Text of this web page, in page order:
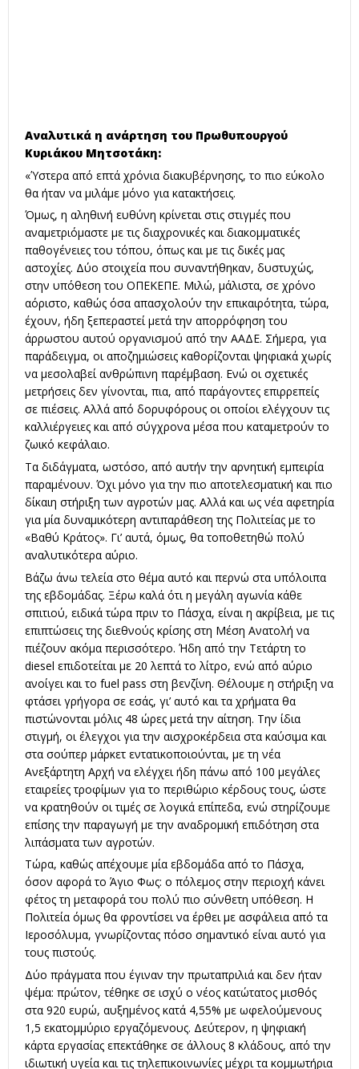
Αναλυτικά η ανάρτηση του Πρωθυπουργού
Κυριάκου Μητσοτάκη:
«Ύστερα από επτά χρόνια διακυβέρνησης, το πιο εύκολο
θα ήταν να μιλάμε μόνο για κατακτήσεις.
Όμως, η αληθινή ευθύνη κρίνεται στις στιγμές που
αναμετριόμαστε με τις διαχρονικές και διακομματικές
παθογένειες του τόπου, όπως και με τις δικές μας
αστοχίες. Δύο στοιχεία που συναντήθηκαν, δυστυχώς,
στην υπόθεση του ΟΠΕΚΕΠΕ. Μιλώ, μάλιστα, σε χρόνο
αόριστο, καθώς όσα απασχολούν την επικαιρότητα, τώρα,
έχουν, ήδη ξεπεραστεί μετά την απορρόφηση του
άρρωστου αυτού οργανισμού από την ΑΑΔΕ. Σήμερα, για
παράδειγμα, οι αποζημιώσεις καθορίζονται ψηφιακά χωρίς
να μεσολαβεί ανθρώπινη παρέμβαση. Ενώ οι σχετικές
μετρήσεις δεν γίνονται, πια, από παράγοντες επιρρεπείς
σε πιέσεις. Αλλά από δορυφόρους οι οποίοι ελέγχουν τις
καλλιέργειες και από σύγχρονα μέσα που καταμετρούν το
ζωικό κεφάλαιο.
Τα διδάγματα, ωστόσο, από αυτήν την αρνητική εμπειρία
παραμένουν. Όχι μόνο για την πιο αποτελεσματική και πιο
δίκαιη στήριξη των αγροτών μας. Αλλά και ως νέα αφετηρία
για μία δυναμικότερη αντιπαράθεση της Πολιτείας με το
«Βαθύ Κράτος». Γι’ αυτά, όμως, θα τοποθετηθώ πολύ
αναλυτικότερα αύριο.
Βάζω άνω τελεία στο θέμα αυτό και περνώ στα υπόλοιπα
της εβδομάδας. Ξέρω καλά ότι η μεγάλη αγωνία κάθε
σπιτιού, ειδικά τώρα πριν το Πάσχα, είναι η ακρίβεια, με τις
επιπτώσεις της διεθνούς κρίσης στη Μέση Ανατολή να
πιέζουν ακόμα περισσότερο. Ήδη από την Τετάρτη το
diesel επιδοτείται με 20 λεπτά το λίτρο, ενώ από αύριο
ανοίγει και το fuel pass στη βενζίνη. Θέλουμε η στήριξη να
φτάσει γρήγορα σε εσάς, γι’ αυτό και τα χρήματα θα
πιστώνονται μόλις 48 ώρες μετά την αίτηση. Την ίδια
στιγμή, οι έλεγχοι για την αισχροκέρδεια στα καύσιμα και
στα σούπερ μάρκετ εντατικοποιούνται, με τη νέα
Ανεξάρτητη Αρχή να ελέγχει ήδη πάνω από 100 μεγάλες
εταιρείες τροφίμων για το περιθώριο κέρδους τους, ώστε
να κρατηθούν οι τιμές σε λογικά επίπεδα, ενώ στηρίζουμε
επίσης την παραγωγή με την αναδρομική επιδότηση στα
λιπάσματα των αγροτών.
Τώρα, καθώς απέχουμε μία εβδομάδα από το Πάσχα,
όσον αφορά το Άγιο Φως: ο πόλεμος στην περιοχή κάνει
φέτος τη μεταφορά του πολύ πιο σύνθετη υπόθεση. Η
Πολιτεία όμως θα φροντίσει να έρθει με ασφάλεια από τα
Ιεροσόλυμα, γνωρίζοντας πόσο σημαντικό είναι αυτό για
τους πιστούς.
Δύο πράγματα που έγιναν την πρωταπριλιά και δεν ήταν
ψέμα: πρώτον, τέθηκε σε ισχύ ο νέος κατώτατος μισθός
στα 920 ευρώ, αυξημένος κατά 4,55% με ωφελούμενους
1,5 εκατομμύριο εργαζόμενους. Δεύτερον, η ψηφιακή
κάρτα εργασίας επεκτάθηκε σε άλλους 8 κλάδους, από την
ιδιωτική υγεία και τις τηλεπικοινωνίες μέχρι τα κομμωτήρια